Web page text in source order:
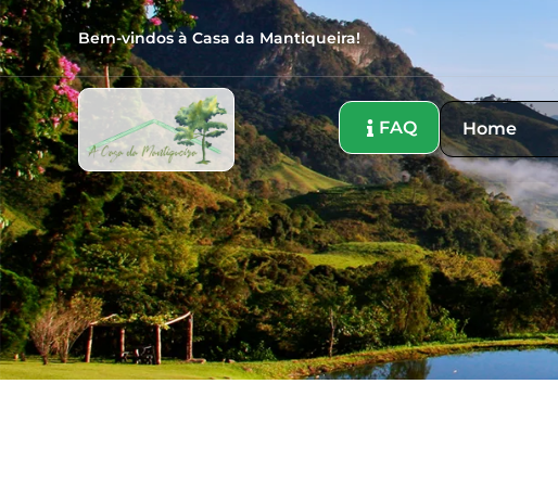
Bem-vindos à Casa da Mantiqueira!
FAQ Home